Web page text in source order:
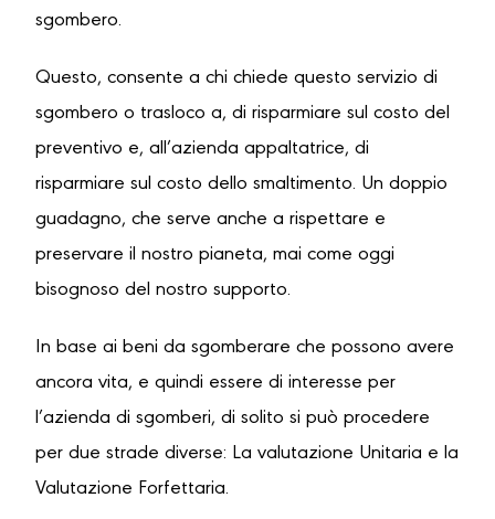
sgombero.
Questo, consente a chi chiede questo servizio di
sgombero o trasloco a, di risparmiare sul costo del
preventivo e, all’azienda appaltatrice, di
risparmiare sul costo dello smaltimento. Un doppio
guadagno, che serve anche a rispettare e
preservare il nostro pianeta, mai come oggi
bisognoso del nostro supporto.
In base ai beni da sgomberare che possono avere
ancora vita, e quindi essere di interesse per
l’azienda di sgomberi, di solito si può procedere
per due strade diverse: La valutazione Unitaria e la
Valutazione Forfettaria.